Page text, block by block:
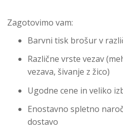
Zagotovimo vam:
Barvni tisk brošur v
Različne vrste vezav
vezava, šivanje z žico)
Ugodne cene in veliko
Enostavno spletno
dostavo